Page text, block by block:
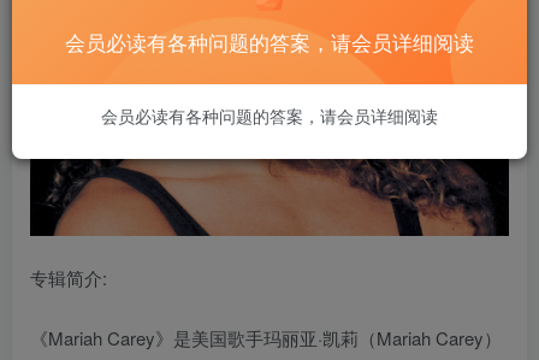
专辑简介:
《Mariah Carey》是美国歌手玛丽亚·凯莉（Mariah Carey）
会员必读有各种问题的答案，请会员详细阅读
会员必读有各种问题的答案，请会员详细阅读